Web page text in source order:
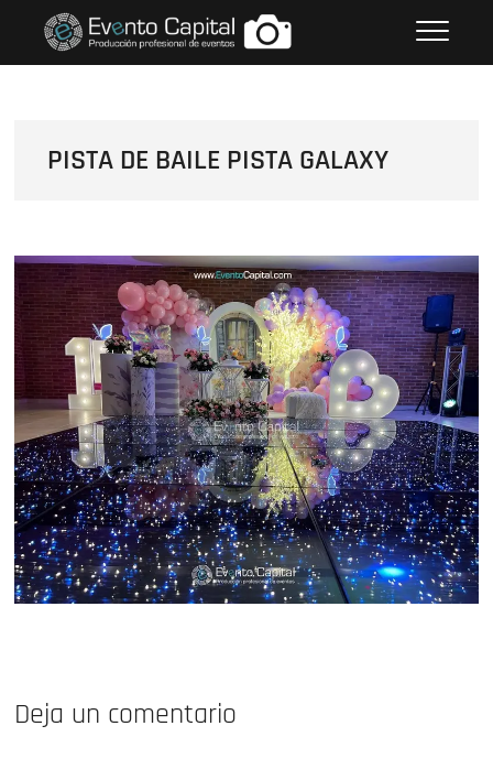
contenido
FOTOS GRUPO EMPRESARIAL
PISTA DE BAILE PISTA GALAXY
Deja un comentario